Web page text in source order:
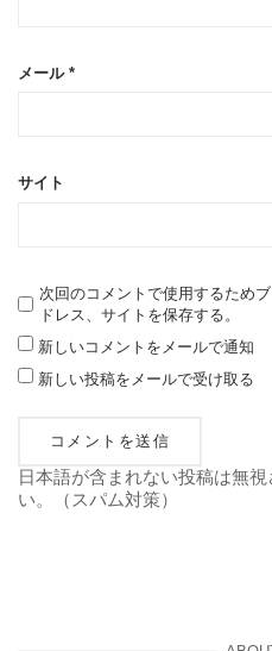
メール *
サイト
次回のコメントで使用するため
ドレス、サイトを保存する。
新しいコメントをメールで通知
新しい投稿をメールで受け取る
日本語が含まれない投稿は無
い。（スパム対策）